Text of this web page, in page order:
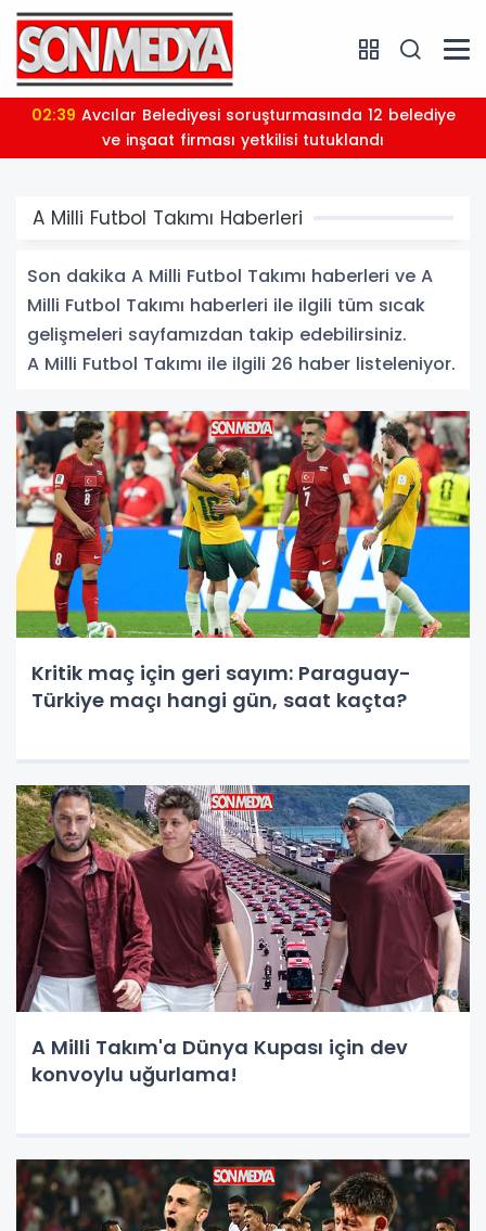
02:39
ve inşaat firması yetkilisi tutuklandı
A Milli Futbol Takımı Haberleri
Son dakika A Milli Futbol Takımı haberleri ve A
Milli Futbol Takımı haberleri ile ilgili tüm sıcak
gelişmeleri sayfamızdan takip edebilirsiniz.
A Milli Futbol Takımı ile ilgili 26 haber listeleniyor.
Kritik maç için geri sayım: Paraguay-
Türkiye maçı hangi gün, saat kaçta?
A Milli Takım'a Dünya Kupası için dev
konvoylu uğurlama!